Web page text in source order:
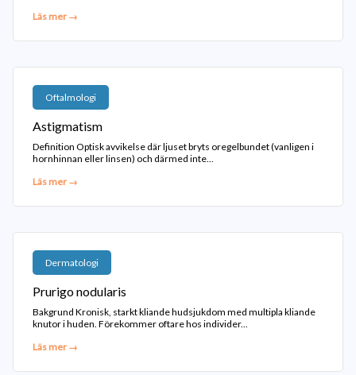
Läs mer →
Oftalmologi
Astigmatism
Definition Optisk avvikelse där ljuset bryts oregelbundet (vanligen i
hornhinnan eller linsen) och därmed inte...
Läs mer →
Dermatologi
Prurigo nodularis
Bakgrund Kronisk, starkt kliande hudsjukdom med multipla kliande
knutor i huden. Förekommer oftare hos individer...
Läs mer →